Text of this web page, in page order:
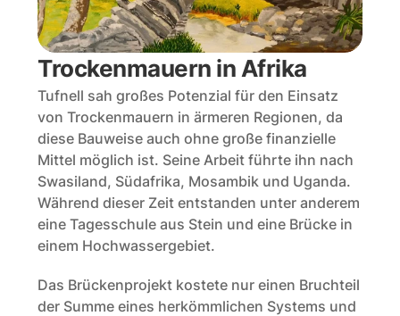
Trockenmauern in Afrika
Tufnell sah großes Potenzial für den Einsatz
von Trockenmauern in ärmeren Regionen, da
diese Bauweise auch ohne große finanzielle
Mittel möglich ist. Seine Arbeit führte ihn nach
Swasiland, Südafrika, Mosambik und Uganda.
Während dieser Zeit entstanden unter anderem
eine Tagesschule aus Stein und eine Brücke in
einem Hochwassergebiet.
Das Brückenprojekt kostete nur einen Bruchteil
der Summe eines herkömmlichen Systems und